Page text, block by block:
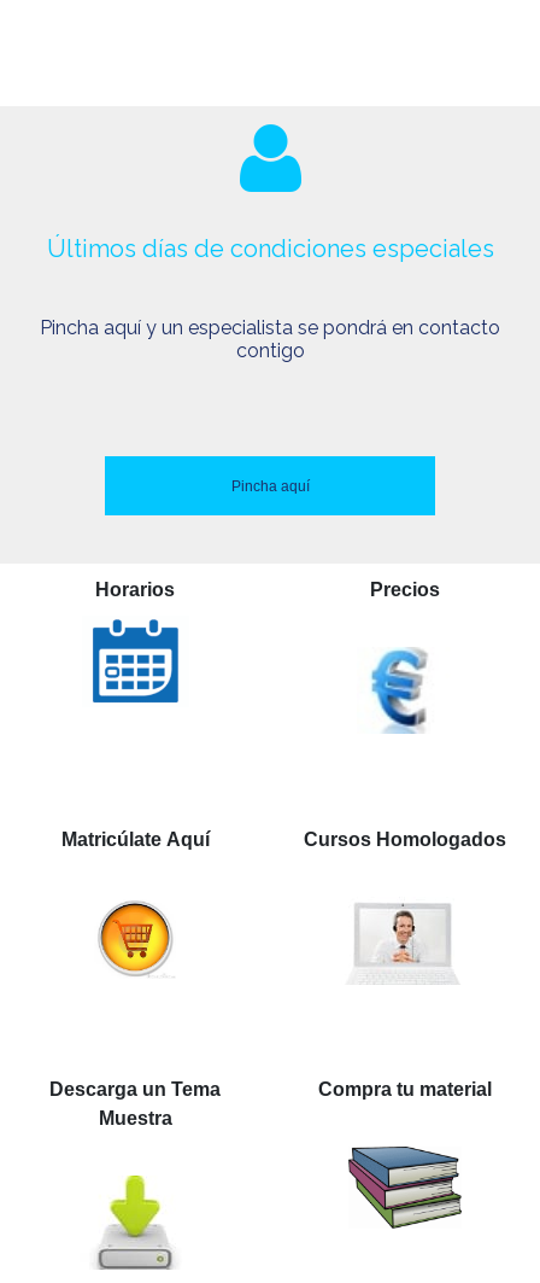
Últimos días de condiciones especiales
Pincha aquí y un especialista se pondrá en contacto
contigo
Pincha aquí
Horarios Precios
Matricúlate Aquí Cursos Homologados
Descarga un Tema
Muestra
Compra tu material